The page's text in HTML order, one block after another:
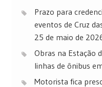
Prazo para
eventos de Cruz
25 de maio de
Obras na Estação
linhas de ônibus
Motorista fica